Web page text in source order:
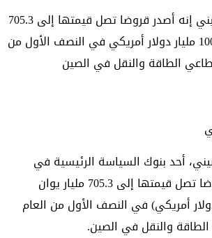
قال بنك التنمية الصيني إنه أصدر قروضا تصل قيمتها إلى 705.3
مليار يوان حوالي 100.7 مليار دولار أمريكي في النصف الأول من
الطاقة والنقل في الصين
أحد بنوك السياسة الرئيسية في
الصين، إنه أصدر قروضا تصل قيمتها إلى 705.3 مليار يوان
مليار دولار أمريكي) في النصف الأول من العام
والنقل في الصين.